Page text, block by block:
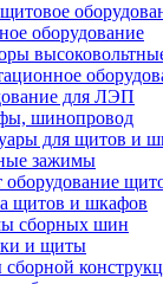
оборудование
для ЛЭП
шинопровод
для щитов и
зажимы
оборудование
щитов и шкафов
сборных шин
и щиты